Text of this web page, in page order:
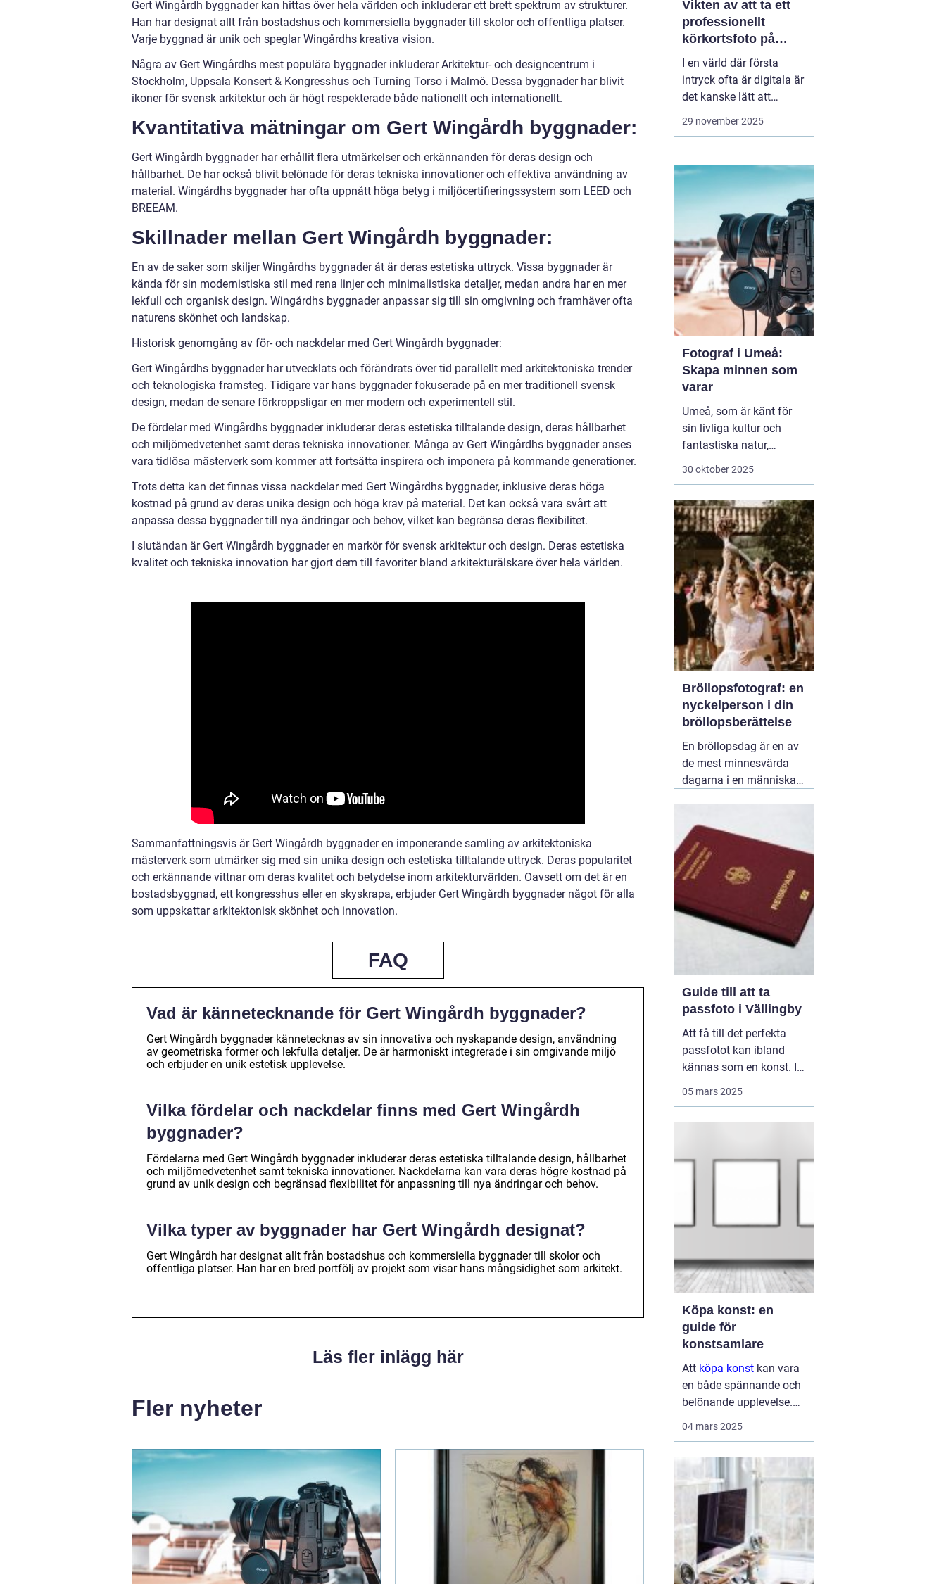
Gert Wingårdh byggnader kan hittas över hela världen och inkluderar ett brett spektrum av strukturer.
Han har designat allt från bostadshus och kommersiella byggnader till skolor och offentliga platser.
Varje byggnad är unik och speglar Wingårdhs kreativa vision.
Några av Gert Wingårdhs mest populära byggnader inkluderar Arkitektur- och designcentrum i
Stockholm, Uppsala Konsert & Kongresshus och Turning Torso i Malmö. Dessa byggnader har blivit
ikoner för svensk arkitektur och är högt respekterade både nationellt och internationellt.
Kvantitativa mätningar om Gert Wingårdh byggnader:
Gert Wingårdh byggnader har erhållit flera utmärkelser och erkännanden för deras design och
hållbarhet. De har också blivit belönade för deras tekniska innovationer och effektiva användning av
material. Wingårdhs byggnader har ofta uppnått höga betyg i miljöcertifieringssystem som LEED och
BREEAM.
Skillnader mellan Gert Wingårdh byggnader:
En av de saker som skiljer Wingårdhs byggnader åt är deras estetiska uttryck. Vissa byggnader är
kända för sin modernistiska stil med rena linjer och minimalistiska detaljer, medan andra har en mer
lekfull och organisk design. Wingårdhs byggnader anpassar sig till sin omgivning och framhäver ofta
naturens skönhet och landskap.
Historisk genomgång av för- och nackdelar med Gert Wingårdh byggnader:
Gert Wingårdhs byggnader har utvecklats och förändrats över tid parallellt med arkitektoniska trender
och teknologiska framsteg. Tidigare var hans byggnader fokuserade på en mer traditionell svensk
design, medan de senare förkroppsligar en mer modern och experimentell stil.
De fördelar med Wingårdhs byggnader inkluderar deras estetiska tilltalande design, deras hållbarhet
och miljömedvetenhet samt deras tekniska innovationer. Många av Gert Wingårdhs byggnader anses
vara tidlösa mästerverk som kommer att fortsätta inspirera och imponera på kommande generationer.
Trots detta kan det finnas vissa nackdelar med Gert Wingårdhs byggnader, inklusive deras höga
kostnad på grund av deras unika design och höga krav på material. Det kan också vara svårt att
anpassa dessa byggnader till nya ändringar och behov, vilket kan begränsa deras flexibilitet.
I slutändan är Gert Wingårdh byggnader en markör för svensk arkitektur och design. Deras estetiska
kvalitet och tekniska innovation har gjort dem till favoriter bland arkitekturälskare över hela världen.
Sammanfattningsvis är Gert Wingårdh byggnader en imponerande samling av arkitektoniska
mästerverk som utmärker sig med sin unika design och estetiska tilltalande uttryck. Deras popularitet
och erkännande vittnar om deras kvalitet och betydelse inom arkitekturvärlden. Oavsett om det är en
bostadsbyggnad, ett kongresshus eller en skyskrapa, erbjuder Gert Wingårdh byggnader något för alla
som uppskattar arkitektonisk skönhet och innovation.
FAQ
Vad är kännetecknande för Gert Wingårdh byggnader?
Gert Wingårdh byggnader kännetecknas av sin innovativa och nyskapande design, användning
av geometriska former och lekfulla detaljer. De är harmoniskt integrerade i sin omgivande miljö
och erbjuder en unik estetisk upplevelse.
Vilka fördelar och nackdelar finns med Gert Wingårdh
byggnader?
Fördelarna med Gert Wingårdh byggnader inkluderar deras estetiska tilltalande design, hållbarhet
och miljömedvetenhet samt tekniska innovationer. Nackdelarna kan vara deras högre kostnad på
grund av unik design och begränsad flexibilitet för anpassning till nya ändringar och behov.
Vilka typer av byggnader har Gert Wingårdh designat?
Gert Wingårdh har designat allt från bostadshus och kommersiella byggnader till skolor och
offentliga platser. Han har en bred portfölj av projekt som visar hans mångsidighet som arkitekt.
Läs fler inlägg här
Fler nyheter
Vikten av att ta ett
professionellt
körkortsfoto på
Östermalm
I en värld där första
intryck ofta är digitala är
det kanske lätt att
glömma bort vikten av
en viktig del av vår
identitet. Ett k&o...
29 november 2025
Fotograf i Umeå:
Skapa minnen som
varar
Umeå, som är känt för
sin livliga kultur och
fantastiska natur,
erbjuder många tillfällen
staden för att utforska
dess kulturella
evenemang eller de
vackra norrlands...
30 oktober 2025
Bröllopsfotograf: en
nyckelperson i din
bröllopsberättelse
En bröllopsdag är en av
de mest minnesvärda
dagarna i en människas
känslosamma stunder
som man vill för evigt
bevara i minnet.
september 2025
Guide till att ta
passfoto i Vällingby
Att få till det perfekta
passfotot kan ibland
kännas som en konst. I
rät...
05 mars 2025
Köpa konst: en
guide för
konstsamlare
Att köpa konst kan vara
en både spännande och
belönande upplevelse.
att investera i något som
u...
04 mars 2025